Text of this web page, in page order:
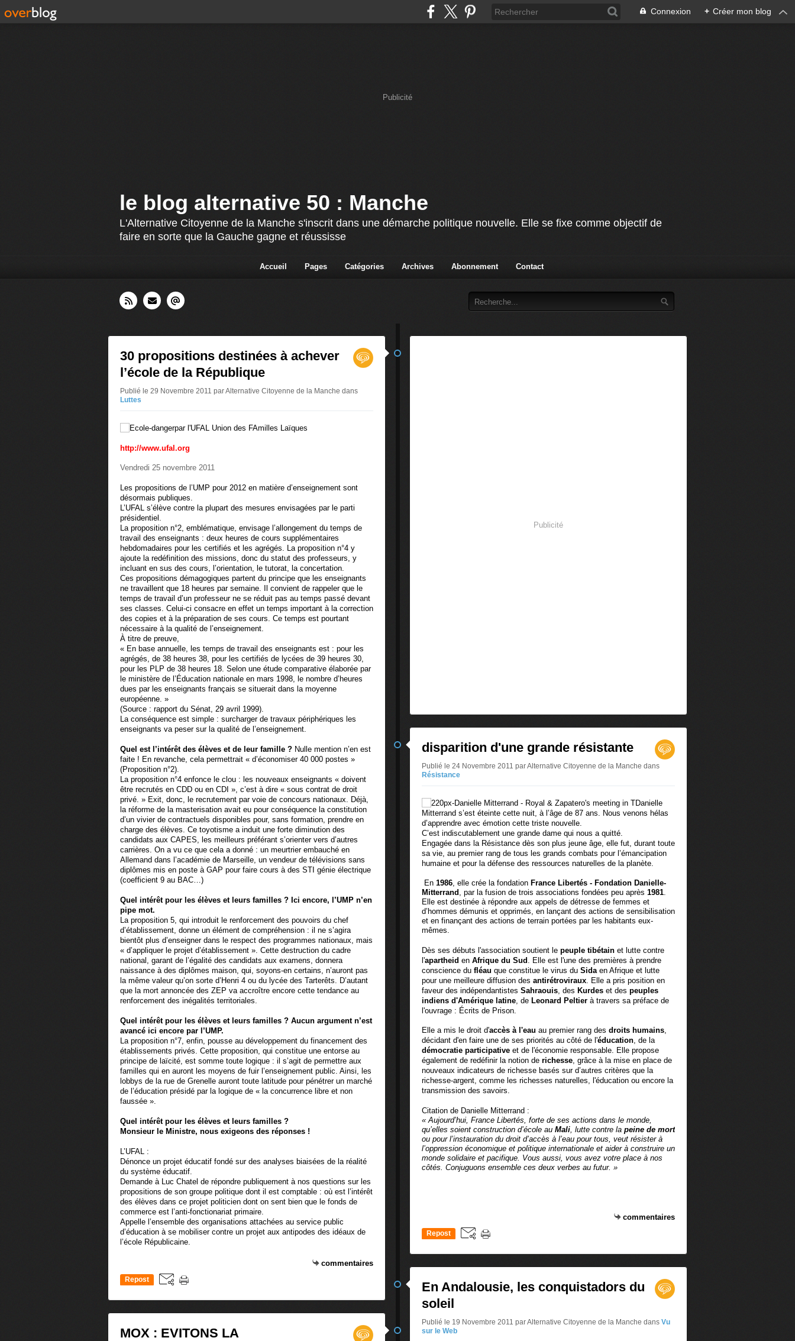
Connexion + Créer mon blog
Publicité
le blog alternative 50 : Manche
L'Alternative Citoyenne de la Manche s'inscrit dans une démarche politique nouvelle. Elle se fixe comme objectif de
faire en sorte que la Gauche gagne et réussisse
Accueil Pages Catégories Archives Abonnement Contact
30 propositions destinées à achever
l’école de la République
Publié le 29 Novembre 2011 par Alternative Citoyenne de la Manche dans
Luttes
par l'UFAL Union des FAmilles Laïques
http://www.ufal.org
Vendredi 25 novembre 2011
Les propositions de l’UMP pour 2012 en matière d’enseignement sont
désormais publiques.
L’UFAL s’élève contre la plupart des mesures envisagées par le parti
présidentiel.
La proposition n°2, emblématique, envisage l’allongement du temps de
travail des enseignants : deux heures de cours supplémentaires
hebdomadaires pour les certifiés et les agrégés. La proposition n°4 y
ajoute la redéfinition des missions, donc du statut des professeurs, y
incluant en sus des cours, l’orientation, le tutorat, la concertation.
Ces propositions démagogiques partent du principe que les enseignants
ne travaillent que 18 heures par semaine. Il convient de rappeler que le
temps de travail d’un professeur ne se réduit pas au temps passé devant
ses classes. Celui-ci consacre en effet un temps important à la correction
des copies et à la préparation de ses cours. Ce temps est pourtant
nécessaire à la qualité de l’enseignement.
À titre de preuve,
« En base annuelle, les temps de travail des enseignants est : pour les
agrégés, de 38 heures 38, pour les certifiés de lycées de 39 heures 30,
pour les PLP de 38 heures 18. Selon une étude comparative élaborée par
le ministère de l’Éducation nationale en mars 1998, le nombre d’heures
dues par les enseignants français se situerait dans la moyenne
européenne. »
(Source : rapport du Sénat, 29 avril 1999).
La conséquence est simple : surcharger de travaux périphériques les
enseignants va peser sur la qualité de l’enseignement.
Quel est l’intérêt des élèves et de leur famille ? Nulle mention n’en est
faite ! En revanche, cela permettrait « d’économiser 40 000 postes »
(Proposition n°2).
La proposition n°4 enfonce le clou : les nouveaux enseignants « doivent
être recrutés en CDD ou en CDI », c’est à dire « sous contrat de droit
privé. » Exit, donc, le recrutement par voie de concours nationaux. Déjà,
la réforme de la masterisation avait eu pour conséquence la constitution
d’un vivier de contractuels disponibles pour, sans formation, prendre en
charge des élèves. Ce toyotisme a induit une forte diminution des
candidats aux CAPES, les meilleurs préférant s’orienter vers d’autres
carrières. On a vu ce que cela a donné : un meurtrier embauché en
Allemand dans l’académie de Marseille, un vendeur de télévisions sans
diplômes mis en poste à GAP pour faire cours à des STI génie électrique
(coefficient 9 au BAC…)
Quel intérêt pour les élèves et leurs familles ? Ici encore, l’UMP n’en
pipe mot.
La proposition 5, qui introduit le renforcement des pouvoirs du chef
d’établissement, donne un élément de compréhension : il ne s’agira
bientôt plus d’enseigner dans le respect des programmes nationaux, mais
« d’appliquer le projet d’établissement ». Cette destruction du cadre
national, garant de l’égalité des candidats aux examens, donnera
naissance à des diplômes maison, qui, soyons-en certains, n’auront pas
la même valeur qu’on sorte d’Henri 4 ou du lycée des Tarterêts. D’autant
que la mort annoncée des ZEP va accroître encore cette tendance au
renforcement des inégalités territoriales.
Quel intérêt pour les élèves et leurs familles ? Aucun argument n’est
avancé ici encore par l’UMP.
La proposition n°7, enfin, pousse au développement du financement des
établissements privés. Cette proposition, qui constitue une entorse au
principe de laïcité, est somme toute logique : il s’agit de permettre aux
familles qui en auront les moyens de fuir l’enseignement public. Ainsi, les
lobbys de la rue de Grenelle auront toute latitude pour pénétrer un marché
de l’éducation présidé par la logique de « la concurrence libre et non
faussée ».
Quel intérêt pour les élèves et leurs familles ?
Monsieur le Ministre, nous exigeons des réponses !
L’UFAL :
Dénonce un projet éducatif fondé sur des analyses biaisées de la réalité
du système éducatif.
Demande à Luc Chatel de répondre publiquement à nos questions sur les
propositions de son groupe politique dont il est comptable : où est l’intérêt
des élèves dans ce projet politicien dont on sent bien que le fonds de
commerce est l’anti-fonctionariat primaire.
Appelle l’ensemble des organisations attachées au service public
d’éducation à se mobiliser contre un projet aux antipodes des idéaux de
l’école Républicaine.
commentaires
Repost
MOX : EVITONS LA
Publicité
disparition d'une grande résistante
Publié le 24 Novembre 2011 par Alternative Citoyenne de la Manche dans
Résistance
Danielle
Mitterrand s’est éteinte cette nuit, à l’âge de 87 ans. Nous venons hélas
d’apprendre avec émotion cette triste nouvelle.
C’est indiscutablement une grande dame qui nous a quitté.
Engagée dans la Résistance dès son plus jeune âge, elle fut, durant toute
sa vie, au premier rang de tous les grands combats pour l’émancipation
humaine et pour la défense des ressources naturelles de la planète.
En 1986, elle crée la fondation France Libertés - Fondation Danielle-
Mitterrand , par la fusion de trois associations fondées peu après 1981.
Elle est destinée à répondre aux appels de détresse de femmes et
d’hommes démunis et opprimés, en lançant des actions de sensibilisation
et en finançant des actions de terrain portées par les habitants eux-
mêmes.
Dès ses débuts l'association soutient le peuple tibétain et lutte contre
l'apartheid en Afrique du Sud . Elle est l'une des premières à prendre
conscience du fléau que constitue le virus du Sidaen Afrique et lutte
pour une meilleure diffusion des antirétroviraux. Elle a pris position en
faveur des indépendantistes Sahraouis, des Kurdes et des peuples
indiens d'Amérique latine, de Leonard Peltier à travers sa préface de
l'ouvrage : Écrits de Prison.
Elle a mis le droit d'accès à l'eau au premier rang des droits humains,
décidant d'en faire une de ses priorités au côté de l'éducation, de la
démocratie participative et de l'économie responsable. Elle propose
également de redéfinir la notion de richesse, grâce à la mise en place de
nouveaux indicateurs de richesse basés sur d’autres critères que la
richesse-argent, comme les richesses naturelles, l'éducation ou encore la
transmission des savoirs.
Citation de Danielle Mitterrand :
« Aujourd’hui, France Libertés, forte de ses actions dans le monde,
qu’elles soient construction d’école au Mali, lutte contre la peine de mort
ou pour l’instauration du droit d’accès à l’eau pour tous, veut résister à
l’oppression économique et politique internationale et aider à construire un
monde solidaire et pacifique. Vous aussi, vous avez votre place à nos
côtés. Conjuguons ensemble ces deux verbes au futur. »
commentaires
Repost
En Andalousie, les conquistadors du
soleil
Publié le 19 Novembre 2011 par Alternative Citoyenne de la Manche dans Vu
sur le Web